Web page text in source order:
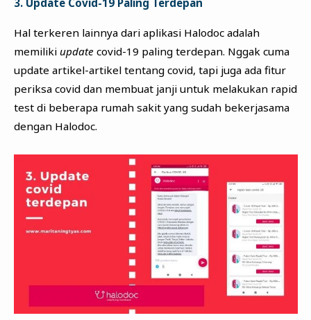
Hal terkeren lainnya dari aplikasi Halodoc adalah
memiliki updatecovid-19 paling terdepan. Nggak cuma
update artikel-artikel tentang covid, tapi juga ada fitur
periksa covid dan membuat janji untuk melakukan rapid
test di beberapa rumah sakit yang sudah bekerjasama
dengan Halodoc.